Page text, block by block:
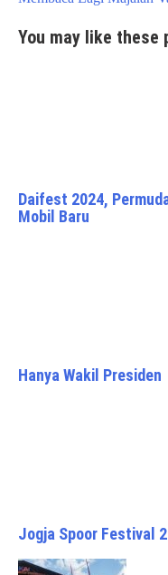
You may like these
Daifest 2024,
Mobil Baru
Hanya Wakil Presiden
Jogja Spoor Festival